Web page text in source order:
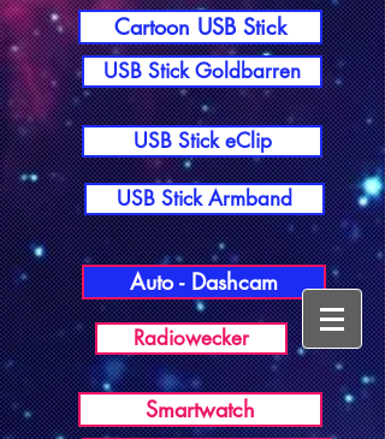
Cartoon USB Stick
USB Stick Goldbarren
USB Stick eClip
USB Stick Armband
Auto - Dashcam
Radiowecker
Smartwatch